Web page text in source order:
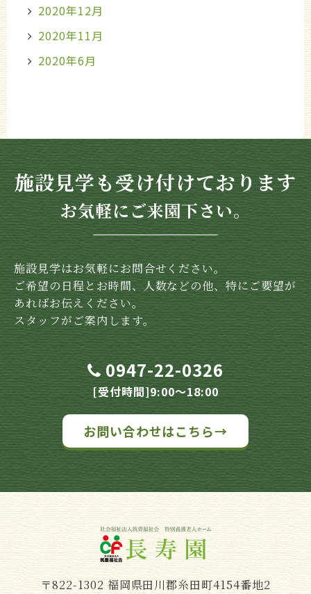
2020年12月
2020年11月
2020年6月
施設見学も受け付けております
お気軽にご来園下さい。
施設見学はお気軽にお問合せください。
ご希望の日程とお時間、人数などの他、特にご要望が
あればお伝えください。
スタッフがご案内します。
0947-22-0326
[受付時間]9:00～18:00
お問い合わせはこちら→
〒822-1302 福岡県田川郡糸田町4154番地2